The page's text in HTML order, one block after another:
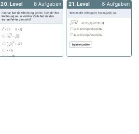
20. Level 8 Aufgaben 21. Level 6 Aufgaben